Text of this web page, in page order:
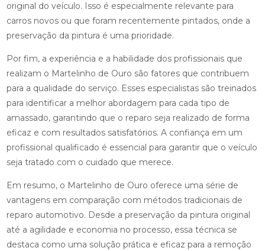
original do veículo. Isso é especialmente relevante para
carros novos ou que foram recentemente pintados, onde a
preservação da pintura é uma prioridade.
Por fim, a experiência e a habilidade dos profissionais que
realizam o Martelinho de Ouro são fatores que contribuem
para a qualidade do serviço. Esses especialistas são treinados
para identificar a melhor abordagem para cada tipo de
amassado, garantindo que o reparo seja realizado de forma
eficaz e com resultados satisfatórios. A confiança em um
profissional qualificado é essencial para garantir que o veículo
seja tratado com o cuidado que merece.
Em resumo, o Martelinho de Ouro oferece uma série de
vantagens em comparação com métodos tradicionais de
reparo automotivo. Desde a preservação da pintura original
até a agilidade e economia no processo, essa técnica se
destaca como uma solução prática e eficaz para a remoção